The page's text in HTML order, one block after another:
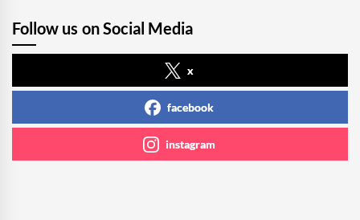
Follow us on Social Media
x
facebook
instagram